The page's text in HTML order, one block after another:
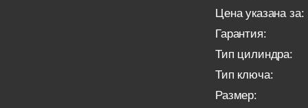
Цена указана за:
Гарантия:
Тип цилиндра:
Тип ключа:
Размер: